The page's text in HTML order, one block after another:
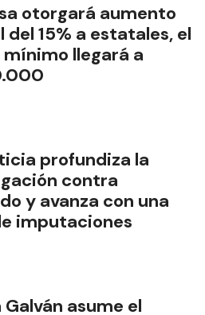
otorgará aumento
del 15% a estatales, el
mínimo llegará a
profundiza la
contra
y avanza con una
imputaciones
Galván asume el